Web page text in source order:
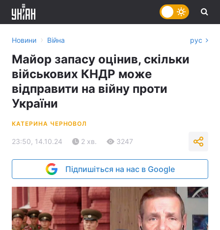
Новини › Війна рус
Майор запасу оцінив, скільки
військових КНДР може
відправити на війну проти
України
КАТЕРИНА ЧЕРНОВОЛ
23:50, 14.10.24 2 хв. 3247
Підпишіться на нас в Google